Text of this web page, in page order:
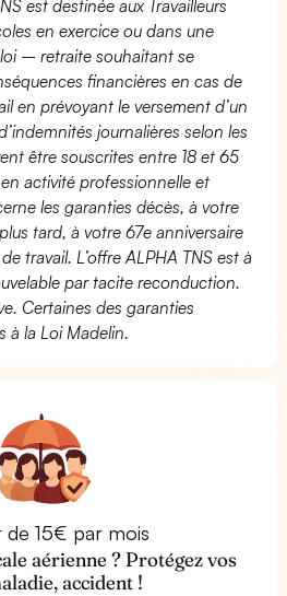
est destinée aux Travailleurs
en exercice ou dans une
– retraite souhaitant se
financières en cas de
en prévoyant le versement d’un
journalières selon les
être souscrites entre 18 et 65
activité professionnelle et
les garanties décès, à votre
tard, à votre 67e anniversaire
travail. L’offre ALPHA TNS est à
par tacite reconduction.
Certaines des garanties
à la Loi Madelin.
15€ par mois
aérienne ? Protégez vos
accident !